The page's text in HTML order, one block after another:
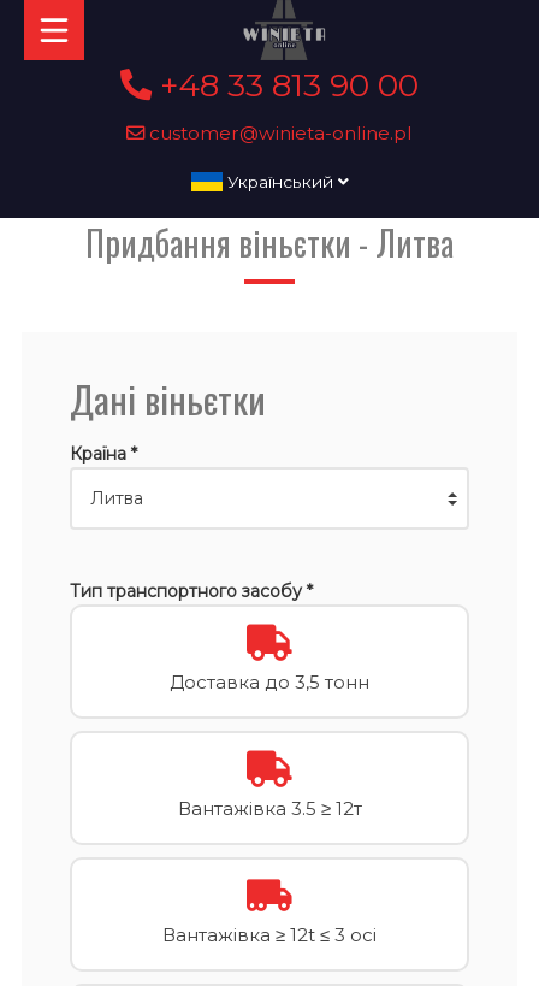
+48 33 813 90 00
customer@winieta-online.pl
Український
Придбання віньєтки - Литва
Дані віньєтки
Країна *
Тип транспортного засобу *
Доставка до 3,5 тонн
Вантажівка 3.5 ≥ 12т
Вантажівка ≥ 12t ≤ 3 осі